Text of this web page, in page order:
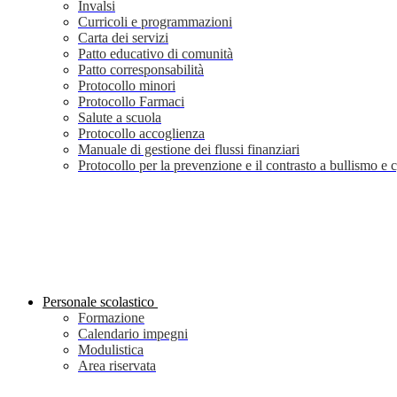
Invalsi
Curricoli e programmazioni
Carta dei servizi
Patto educativo di comunità
Patto corresponsabilità
Protocollo minori
Protocollo Farmaci
Salute a scuola
Protocollo accoglienza
Manuale di gestione dei flussi finanziari
Protocollo per la prevenzione e il contrasto a bullismo e
Personale scolastico
Formazione
Calendario impegni
Modulistica
Area riservata